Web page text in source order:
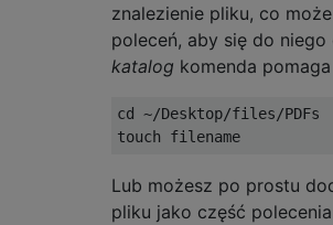
znalezienie pliku, co
poleceń, aby się do niego
katalog komenda
cd ~/Desktop/files/PDFs
Lub możesz po prostu
pliku jako część